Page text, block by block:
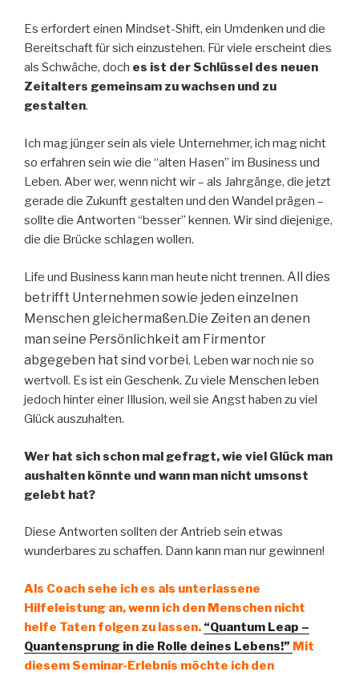
Es erfordert einen Mindset-Shift, ein Umdenken und die
Bereitschaft für sich einzustehen. Für viele erscheint dies
als Schwäche, doch es ist der Schlüssel des neuen
Zeitalters gemeinsam zu wachsen und zu
gestalten.
Ich mag jünger sein als viele Unternehmer, ich mag nicht
so erfahren sein wie die “alten Hasen” im Business und
Leben. Aber wer, wenn nicht wir – als Jahrgänge, die jetzt
gerade die Zukunft gestalten und den Wandel prägen –
sollte die Antworten “besser” kennen. Wir sind diejenige,
die die Brücke schlagen wollen.
Life und Business kann man heute nicht trennen. All dies
betrifft Unternehmen sowie jeden einzelnen
Menschen gleichermaßen.Die Zeiten an denen
man seine Persönlichkeit am Firmentor
abgegeben hat sind vorbei. Leben war noch nie so
wertvoll. Es ist ein Geschenk. Zu viele Menschen leben
jedoch hinter einer Illusion, weil sie Angst haben zu viel
Glück auszuhalten.
Wer hat sich schon mal gefragt, wie viel Glück man
aushalten könnte und wann man nicht umsonst
gelebt hat?
Diese Antworten sollten der Antrieb sein etwas
wunderbares zu schaffen. Dann kann man nur gewinnen!
Als Coach sehe ich es als unterlassene
Hilfeleistung an, wenn ich den Menschen nicht
helfe Taten folgen zu lassen. “Quantum Leap –
Quantensprung in die Rolle deines Lebens!” Mit
diesem Seminar-Erlebnis möchte ich den